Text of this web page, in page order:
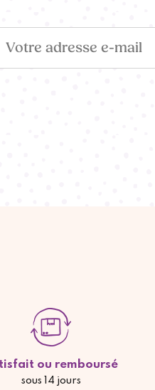
ou remboursé
sous 14 jours